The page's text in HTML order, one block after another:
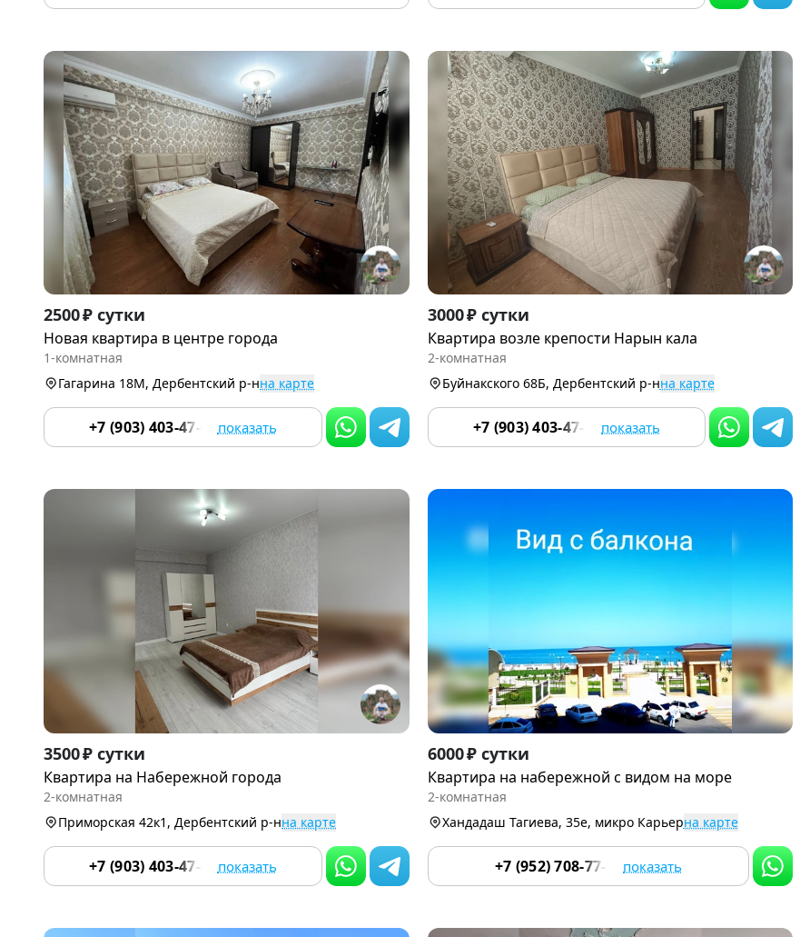
Item
1
of
2500 ₽ сутки
Новая квартира в центре города
1-комнатная
Гагарина 18М, Дербентский р-нна карте
+7 (903) 403-47-03 показать
Item
1
of
3000 ₽ сутки
Квартира возле крепости Нарын кала
2-комнатная
Буйнакского 68Б, Дербентский р-нна карте
+7 (903) 403-47-03 показать
Item
1
of
3500 ₽ сутки
Квартира на Набережной города
2-комнатная
Приморская 42к1, Дербентский р-нна карте
+7 (903) 403-47-03 показать
Item
1
of
6000 ₽ сутки
Квартира на набережной с видом на море
2-комнатная
Хандадаш Тагиева, 35е, микро Карьерна карте
+7 (952) 708-77-66 показать